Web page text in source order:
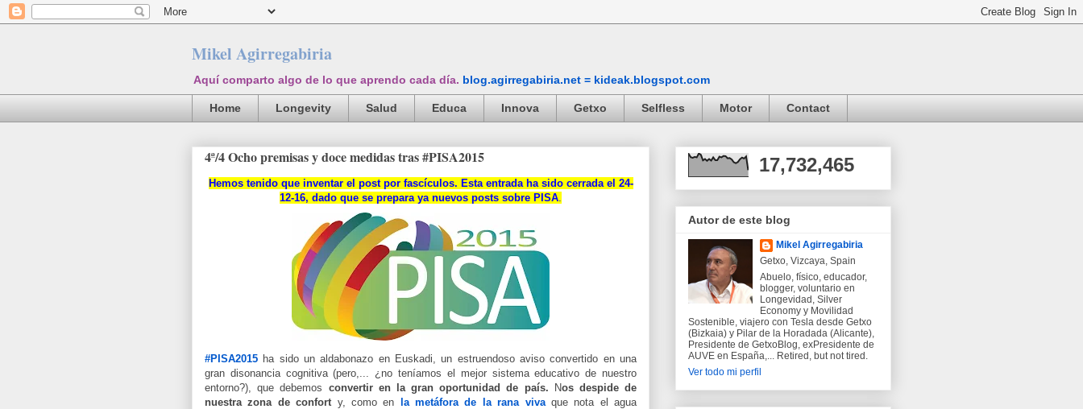
Mikel Agirregabiria
Aquí comparto algo de lo que aprendo cada día. blog.agirregabiria.net = kideak.blogspot.com
Home Longevity Salud Educa Innova Getxo Selfless Motor Contact
4ª/4 Ocho premisas y doce medidas tras #PISA2015
Hemos tenido que inventar el post por fascículos. Esta entrada ha sido cerrada el 24-
12-16, dado que se prepara ya nuevos posts sobre PISA
#PISA2015 ha sido un aldabonazo en Euskadi, un estruendoso aviso convertido en una
gran disonancia cognitiva (pero,... ¿no teníamos el mejor sistema educativo de nuestro
entorno?), que debemos convertir en la gran oportunidad de país. Nos despide de
nuestra zona de confort y, como en la metáfora de la rana vivaque nota el agua
17,732,465
Autor de este blog
Mikel Agirregabiria
Getxo, Vizcaya, Spain
Abuelo, físico, educador,
blogger, voluntario en
Longevidad, Silver
Economy y Movilidad
Sostenible, viajero con Tesla desde Getxo
(Bizkaia) y Pilar de la Horadada (Alicante),
Presidente de GetxoBlog, exPresidente de
AUVE en España,... Retired, but not tired.
Ver todo mi perfil